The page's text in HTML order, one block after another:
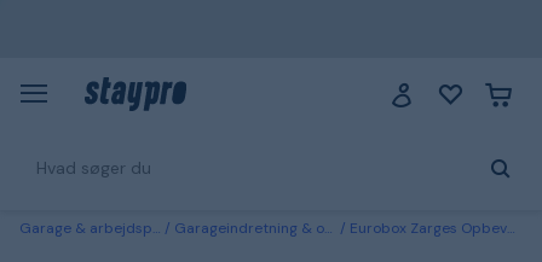
Garage & arbejdsplads Garageindretning & opbevaring Eurobox Zarges Opbevaringsboks 42 liter